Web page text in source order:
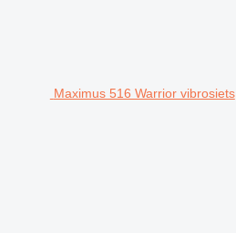
Maximus 516 Warrior vibrosiets